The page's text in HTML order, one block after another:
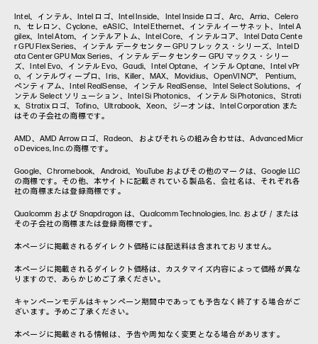
Intel、インテル、Intel ロゴ、Intel Inside、Intel Inside ロゴ、Arc、Arria、Celero
n、セレロン、Cyclone、eASIC、Intel Ethernet、インテル イーサネット、Intel A
gilex、Intel Atom、インテルアトム、Intel Core、インテルコア、Intel Data Cente
r GPU Flex Series、インテル データセンター GPU フレックス・シリーズ、Intel D
ata Center GPU Max Series、インテル データセンター GPU マックス・シリー
ズ、Intel Evo、インテル Evo、Gaudi、Intel Optane、インテル Optane、Intel vPr
o、インテルヴィープロ、Iris、Killer、MAX、Movidius、OpenVINO™、 Pentium、
ペンティアム、Intel RealSense、インテル RealSense、Intel Select Solutions、イ
ンテル Select ソリューション、Intel Si Photonics、インテル Si Photonics、Strati
x、Stratix ロゴ、Tofino、Ultrabook、Xeon、ジーオンは、Intel Corporation また
はその子会社の商標です。
AMD、AMD Arrowロゴ、Radeon、およびそれらの組み合わせは、Advanced Micr
o Devices, Inc.の商標です。
Google、Chromebook、Android、YouTube およびその他のマークは、Google LLC
の商標です。その他、本サイトに記載されている製品名、会社名は、それぞれ各
社の商標または登録商標です。
Qualcomm および Snapdragon は、Qualcomm Technologies, Inc. および／または
その子会社の商標または登録商標です。
本ページに掲載されるダイレクト価格には配送料は含まれておりません。
本ページに掲載されるダイレクト価格は、カスタマイズ内容によって価格が異な
りますので、あらかじめご了承ください。
キャンペーンモデルはキャンペーン期間中であっても予告なく終了する場合がご
ざいます。予めご了承ください。
本ページに掲載される情報は、予告や周知なく変更となる場合があります。